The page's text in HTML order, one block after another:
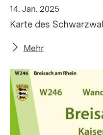
14. Jan. 2025
Karte des
Mehr